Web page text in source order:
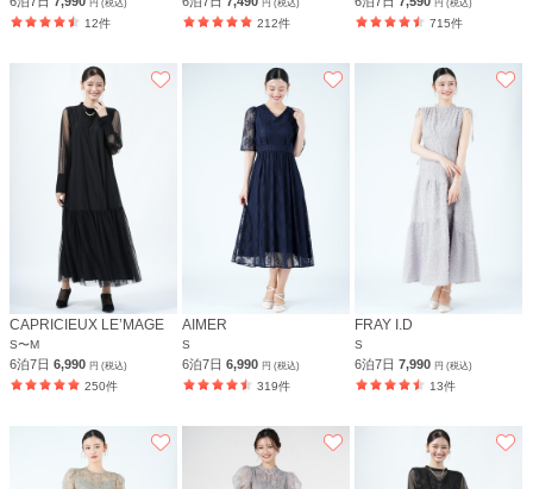
円 (税込)
12件
円 (税込)
212件
円 (税込)
715件
CAPRICIEUX LE’MAGE
S〜M
6泊7日 6,990 円 (税込)
250件
AIMER
S
6泊7日6,990円 (税込)
319件
FRAY I.D
S
6泊7日7,990円 (税込)
13件